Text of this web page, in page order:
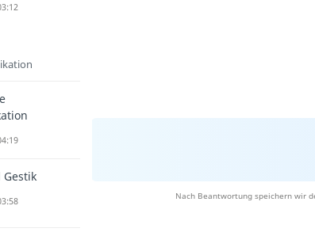
Nach Beantwortung speichern wir